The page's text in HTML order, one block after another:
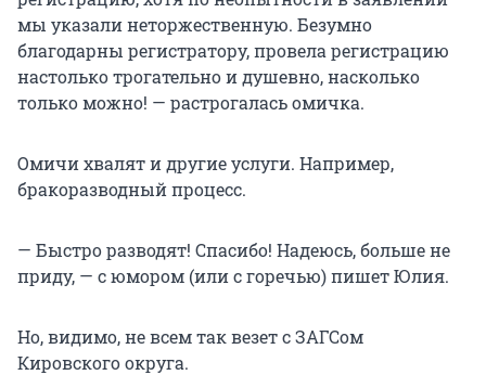
мы указали неторжественную. Безумно
благодарны регистратору, провела регистрацию
настолько трогательно и душевно, насколько
только можно! — растрогалась омичка.
Омичи хвалят и другие услуги. Например,
бракоразводный процесс.
— Быстро разводят! Спасибо! Надеюсь, больше не
приду, — с юмором (или с горечью) пишет Юлия.
Но, видимо, не всем так везет с ЗАГСом
Кировского округа.